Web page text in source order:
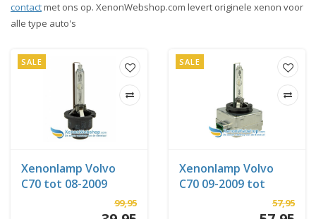
contactmet ons op. XenonWebshop.com levert originele xenon voor
alle type auto's
SALE
Xenonlamp Volvo
C70 tot 08-2009
99,95
SALE
Xenonlamp Volvo
C70 09-2009 tot
57,95